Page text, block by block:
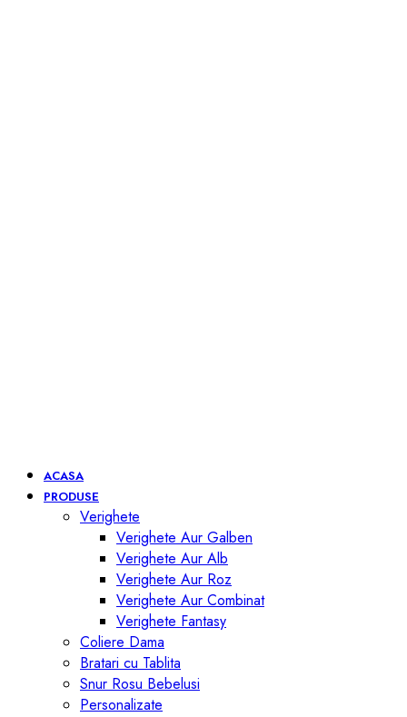
ACASA
PRODUSE
Verighete
Verighete Aur Galben
Verighete Aur Alb
Verighete Aur Roz
Verighete Aur Combinat
Verighete Fantasy
Coliere Dama
Bratari cu Tablita
Snur Rosu Bebelusi
Personalizate